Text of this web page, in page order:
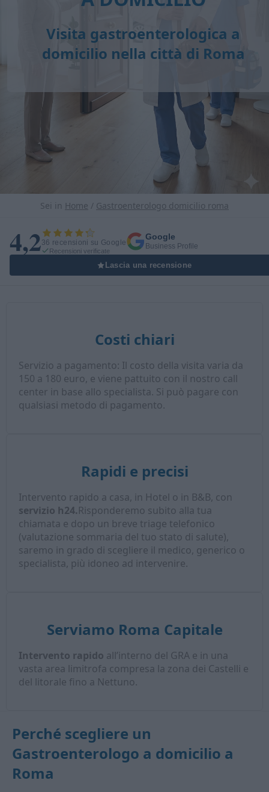
Visita gastroenterologica a
domicilio nella città di Roma
Sei in Home / Gastroenterologo domicilio roma
4,236 recensioni su Google
Recensioni verificate
Google
Business Profile
Lascia una recensione
Costi chiari
Servizio a pagamento: Il costo della visita varia da
150 a 180 euro, e viene pattuito con il nostro call
center in base allo specialista. Si può pagare con
qualsiasi metodo di pagamento.
Rapidi e precisi
Intervento rapido a casa, in Hotel o in B&B, con
servizio h24.Risponderemo subito alla tua
chiamata e dopo un breve triage telefonico
(valutazione sommaria del tuo stato di salute),
saremo in grado di scegliere il medico, generico o
specialista, più idoneo ad intervenire.
Serviamo Roma Capitale
Intervento rapido all’interno del GRA e in una
vasta area limitrofa compresa la zona dei Castelli e
del litorale fino a Nettuno.
Perché scegliere un
Gastroenterologo a domicilio a
Roma